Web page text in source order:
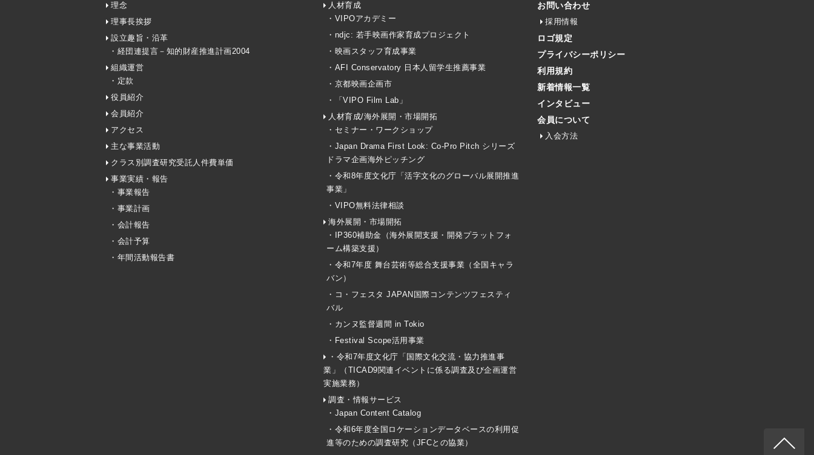
理念
理事長挨拶
設立趣旨・沿革
・経団連提言－知的財産推進計画2004
組織運営
・定款
役員紹介
会員紹介
アクセス
主な事業活動
クラス別調査研究受託人件費単価
事業実績・報告
・事業報告
・事業計画
・会計報告
・会計予算
・年間活動報告書
人材育成
・VIPOアカデミー
・ndjc: 若手映画作家育成プロジェクト
・映画スタッフ育成事業
・AFI Conservatory 日本人留学生推薦事業
・京都映画企画市
・「VIPO Film Lab」
人材育成/海外展開・市場開拓
・セミナー・ワークショップ
・Japan Drama First Look: Co-Pro Pitch シリーズ
ドラマ企画海外ピッチング
・令和8年度文化庁「活字文化のグローバル展開推進
事業」
・VIPO無料法律相談
海外展開・市場開拓
・IP360補助金（海外展開支援・開発プラットフォ
ーム構築支援）
・令和7年度 舞台芸術等総合支援事業（全国キャラ
バン）
・コ・フェスタ JAPAN国際コンテンツフェスティ
バル
・カンヌ監督週間 in Tokio
・Festival Scope活用事業
・令和7年度文化庁「国際文化交流・協力推進事
業」（TICAD9関連イベントに係る調査及び企画運営
実施業務）
調査・情報サービス
・Japan Content Catalog
・令和6年度全国ロケーションデータベースの利用促
進等のための調査研究（JFCとの協業）
お問い合わせ
採用情報
ロゴ規定
プライバシーポリシー
利用規約
新着情報一覧
インタビュー
会員について
入会方法